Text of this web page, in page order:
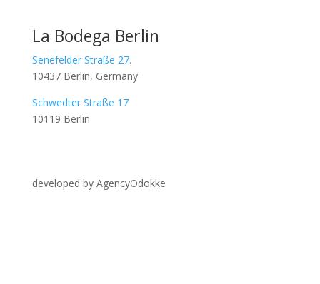
La Bodega Berlin
Senefelder Straße 27.
10437 Berlin, Germany
Schwedter Straße 17
10119 Berlin
developed by AgencyOdokke